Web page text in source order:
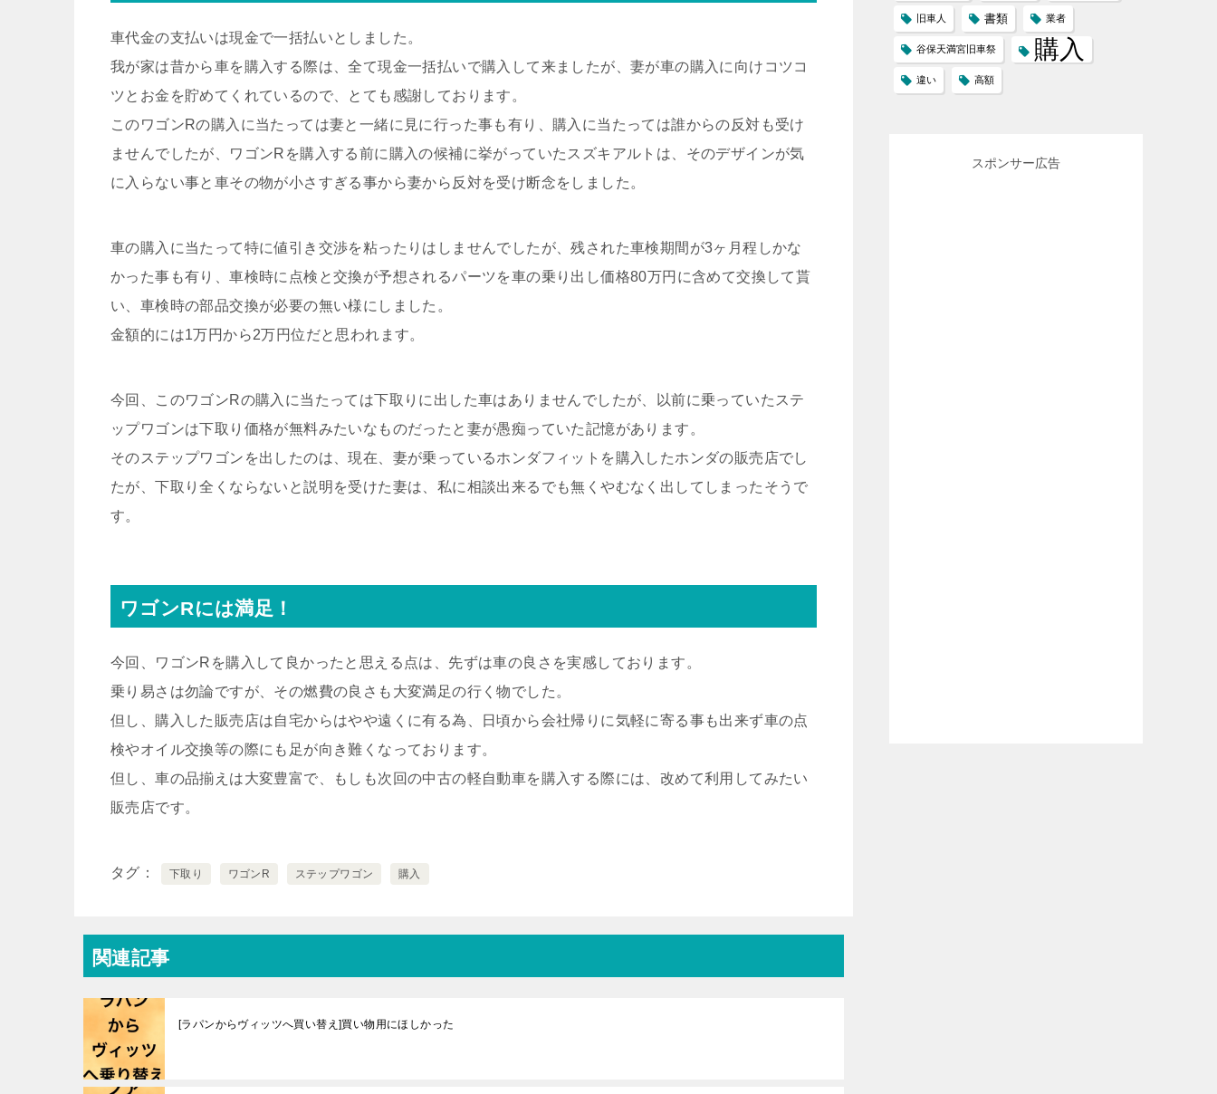
車代金の支払いは現金で一括払いとしました。
我が家は昔から車を購入する際は、全て現金一括払いで購入して来ましたが、妻が車の購入に向けコツコ
ツとお金を貯めてくれているので、とても感謝しております。
このワゴンRの購入に当たっては妻と一緒に見に行った事も有り、購入に当たっては誰からの反対も受け
ませんでしたが、ワゴンRを購入する前に購入の候補に挙がっていたスズキアルトは、そのデザインが気
に入らない事と車その物が小さすぎる事から妻から反対を受け断念をしました。
車の購入に当たって特に値引き交渉を粘ったりはしませんでしたが、残された車検期間が3ヶ月程しかな
かった事も有り、車検時に点検と交換が予想されるパーツを車の乗り出し価格80万円に含めて交換して貰
い、車検時の部品交換が必要の無い様にしました。
金額的には1万円から2万円位だと思われます。
今回、このワゴンRの購入に当たっては下取りに出した車はありませんでしたが、以前に乗っていたステ
ップワゴンは下取り価格が無料みたいなものだったと妻が愚痴っていた記憶があります。
そのステップワゴンを出したのは、現在、妻が乗っているホンダフィットを購入したホンダの販売店でし
たが、下取り全くならないと説明を受けた妻は、私に相談出来るでも無くやむなく出してしまったそうで
す。
ワゴンRには満足！
今回、ワゴンRを購入して良かったと思える点は、先ずは車の良さを実感しております。
乗り易さは勿論ですが、その燃費の良さも大変満足の行く物でした。
但し、購入した販売店は自宅からはやや遠くに有る為、日頃から会社帰りに気軽に寄る事も出来ず車の点
検やオイル交換等の際にも足が向き難くなっております。
但し、車の品揃えは大変豊富で、もしも次回の中古の軽自動車を購入する際には、改めて利用してみたい
販売店です。
タグ 下取り ワゴンR ステップワゴン 購入
関連記事
[ラパンからヴィッツへ買い替え]買い物用にほしかった
旧車人 書類 業者
谷保天満宮旧車祭 購入
違い 高額
スポンサー広告